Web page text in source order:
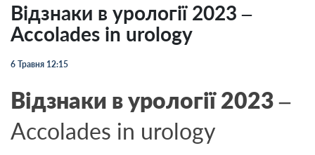
Відзнаки в урології 2023 –
Accolades in urology
6 Травня 12:15
Відзнаки в урології 2023 –
Accolades in urology